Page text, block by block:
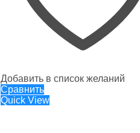
Добавить в список желаний
Сравнить
Quick View